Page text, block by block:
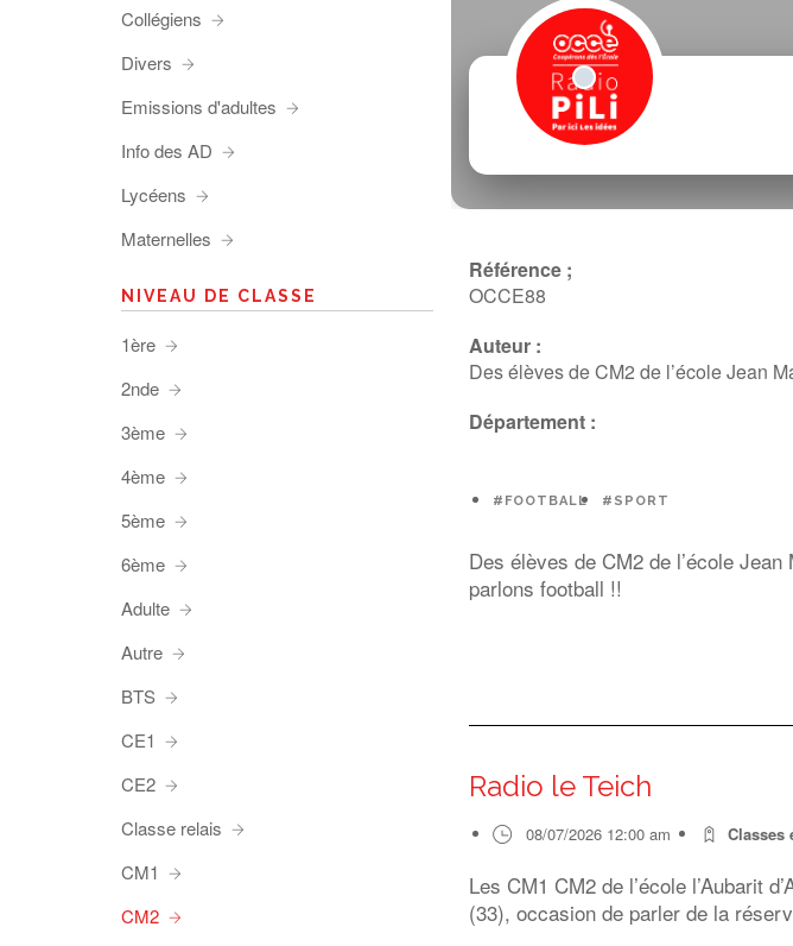
JM-News-
Référence ;
OCCE88
Auteur :
Des élèves de CM2 de l’école Jean
Département :
#FOOTBALL #SPORT
Des élèves de CM2 de l’école
parlons football !!
Radio le Teich
08/07/2026 12:00 am Classes
Les CM1 CM2 de l’école l’Aubarit
(33), occasion de parler de la
Collégiens
Divers
Emissions d'adultes
Info des AD
Lycéens
Maternelles
NIVEAU DE CLASSE
1ère
2nde
3ème
4ème
5ème
6ème
Adulte
Autre
BTS
CE1
CE2
Classe relais
CM1
CM2